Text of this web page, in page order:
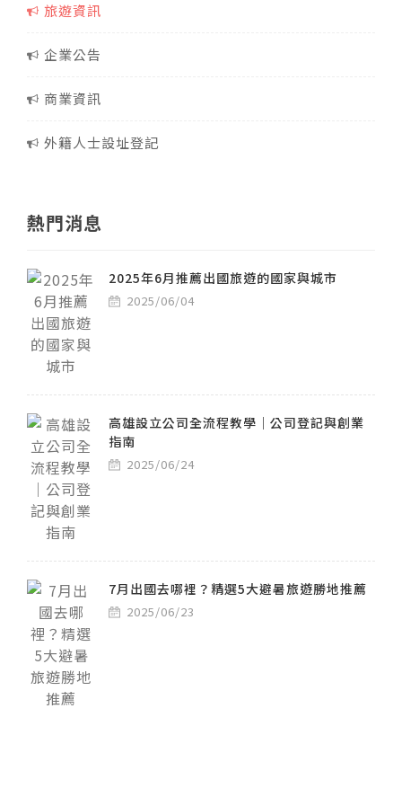
旅遊資訊
企業公告
商業資訊
外籍人士設址登記
熱門消息
2025年6月推薦出國旅遊的國家與城市
2025/06/04
高雄設立公司全流程教學｜公司登記與創業
指南
2025/06/24
7月出國去哪裡？精選5大避暑旅遊勝地推薦
2025/06/23